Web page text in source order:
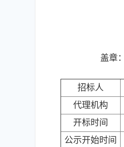
盖章：
招标人
代理机构
开标时间
公示开始时间